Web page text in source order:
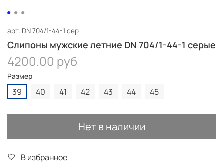
арт. DN 704/1-44-1 сер
Слипоны мужские летние DN 704/1-44-1 серые
4200.00 руб
Размер
39 40 41 42 43 44 45
Нет в наличии
В избранное